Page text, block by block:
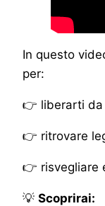
In questo
per:
👉 liberarti da
👉 ritrovare
👉 risvegliare
💡 Scoprirai: